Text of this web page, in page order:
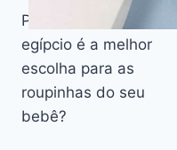
de
Post
Por que o algodão
egípcio é a melhor
escolha para as
roupinhas do seu
bebê?